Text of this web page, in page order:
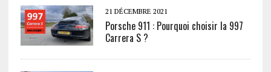
21 DÉCEMBRE 2021
Porsche 911 : Pourquoi choisir la 997
Carrera S ?